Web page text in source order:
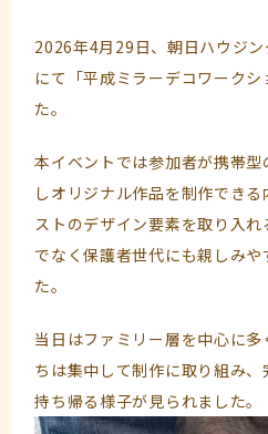
2026年4月29日、朝日ハウジ
にて「平成ミラーデコワーク
た。
本イベントでは参加者が携帯
しオリジナル作品を制作でき
ストのデザイン要素を取り入
でなく保護者世代にも親しみ
た。
当日はファミリー層を中心に
ちは集中して制作に取り組み
持ち帰る様子が見られました。